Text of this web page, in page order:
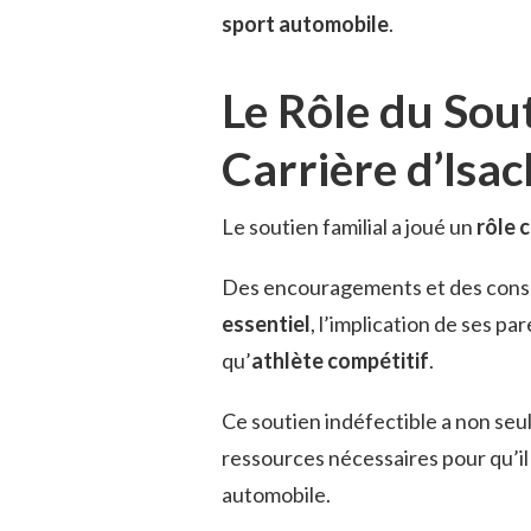
sport automobile.
Le Rôle du
Carrière
Le soutien familial a joué un rôle
Des encouragements et des
essentiel, l’implication de ses
qu’athlète compétitif.
Ce soutien indéfectible a non
ressources nécessaires pour
automobile.